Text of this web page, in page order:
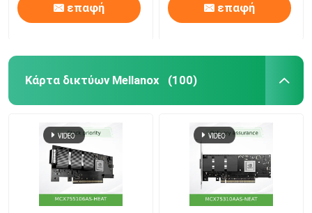
Κύκλος Cisco
Οπτικό καλώδιο ίνας και αξεσουάρ
επαφή επαφή
Κάρτα δικτύων Mellanox (100)